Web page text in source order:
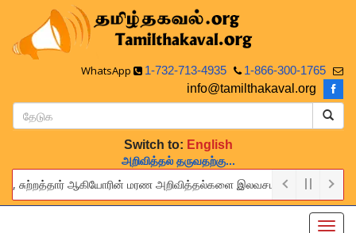
WhatsApp 1-732-713-4935
1-866-300-1765
info@tamilthakaval.org
Switch to: English
அறிவித்தல் தருவதற்கு...
சுற்றத்தார் ஆகியோரின் மரண அறிவித்தல்களை இலவசமாக நாங்கள்
this service to announce the obituaries of your relatives